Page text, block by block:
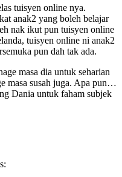
tuisyen online nya.
anak2 yang boleh belajar
nak ikut pun tuisyen online
tuisyen online ni anak2
pun dah tak ada.
masa dia untuk seharian
masa susah juga. Apa pun…
Dania untuk faham subjek